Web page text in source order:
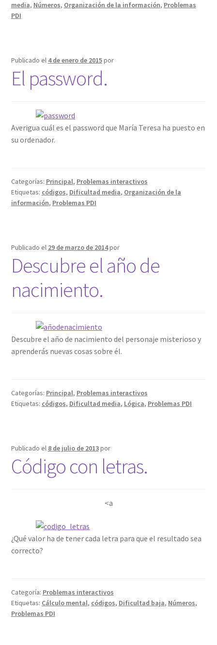
media, Números, Organización de la información, Problemas
PDI
Publicado el 4 de enero de 2015por
El password.
Averigua cuál es el password que María Teresa ha puesto en
su ordenador.
Categorías: Principal, Problemas interactivos
Etiquetas: códigos, Dificultad media, Organización de la
información, Problemas PDI
Publicado el 29 de marzo de 2014por
Descubre el año de
nacimiento.
Descubre el año de nacimiento del personaje misterioso y
aprenderás nuevas cosas sobre él.
Categorías: Principal, Problemas interactivos
Etiquetas: códigos, Dificultad media, Lógica, Problemas PDI
Publicado el 8 de julio de 2013por
Código con letras.
<a
¿Qué valor ha de tener cada letra para que el resultado sea
correcto?
Categoría: Problemas interactivos
Etiquetas: Cálculo mental, códigos, Dificultad baja, Números,
Problemas PDI